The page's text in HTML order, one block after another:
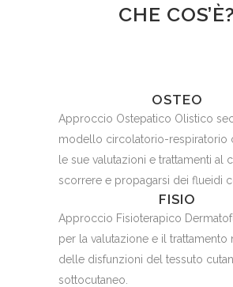
CHE COS’È?
OSTEO
Approccio Ostepatico Olistico
modello circolatorio-respiratorio
le sue valutazioni e trattamenti al
scorrere e propagarsi dei flueidi
FISIO
Approccio Fisioterapico
per la valutazione e il trattamento
delle disfunzioni del tessuto
sottocutaneo.